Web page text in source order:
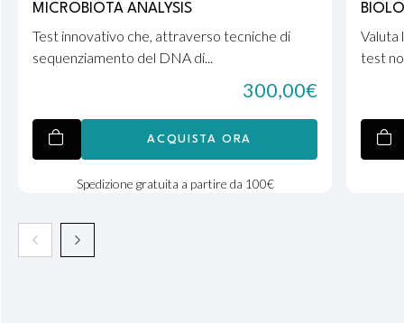
MICROBIOTA ANALYSIS
Test innovativo che, attraverso tecniche di
sequenziamento del DNA di...
300,00€
ACQUISTA ORA
Spedizione gratuita a partire da 100€
Valuta
test